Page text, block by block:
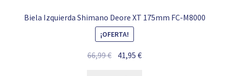
Biela Izquierda Shimano Deore XT 175mm FC-M8000
¡OFERTA!
66,99€ El41,95€El